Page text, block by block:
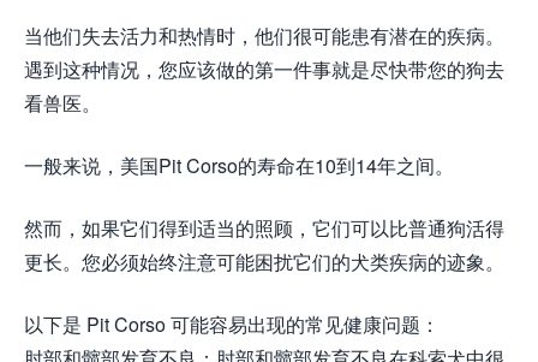
当他们失去活力和热情时，他们很可能患有潜在的疾病。
遇到这种情况，您应该做的第一件事就是尽快带您的狗去
看兽医。
一般来说，美国Pit Corso的寿命在10到14年之间。
然而，如果它们得到适当的照顾，它们可以比普通狗活得
更长。您必须始终注意可能困扰它们的犬类疾病的迹象。
以下是 Pit Corso 可能容易出现的常见健康问题：